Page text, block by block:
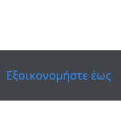
Εξοικονομήστε έως